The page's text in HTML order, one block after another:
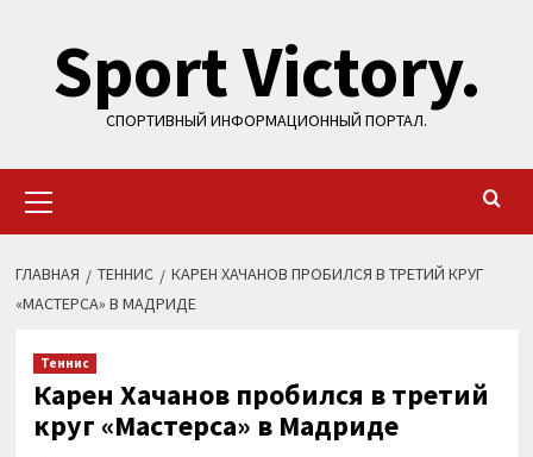
содержимому
Sport Victory.
СПОРТИВНЫЙ ИНФОРМАЦИОННЫЙ ПОРТАЛ.
меню
ГЛАВНАЯ ТЕННИС
КАРЕН ХАЧАНОВ ПРОБИЛСЯ В ТРЕТИЙ КРУГ
«МАСТЕРСА» В МАДРИДЕ
Теннис
Карен Хачанов пробился в третий
круг «Мастерса» в Мадриде